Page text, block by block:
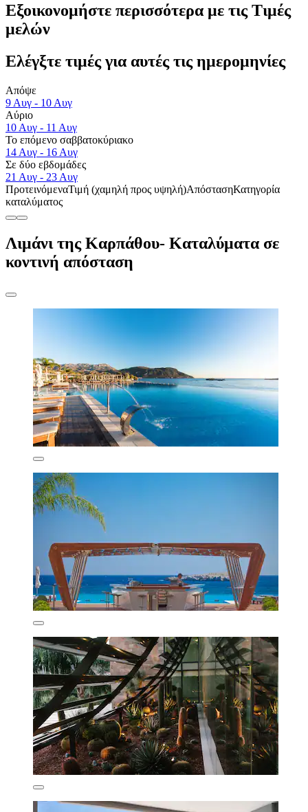
Εξοικονομήστε περισσότερα με τις Τιμές
μελών
Ελέγξτε τιμές για αυτές τις ημερομηνίες
Απόψε
9 Αυγ - 10 Αυγ
Αύριο
10 Αυγ - 11 Αυγ
Το επόμενο σαββατοκύριακο
14 Αυγ - 16 Αυγ
Σε δύο εβδομάδες
21 Αυγ - 23 Αυγ
ΠροτεινόμεναΤιμή (χαμηλή προς υψηλή)ΑπόστασηΚατηγορία
καταλύματος
Λιμάνι της Καρπάθου- Καταλύματα σε
κοντινή απόσταση